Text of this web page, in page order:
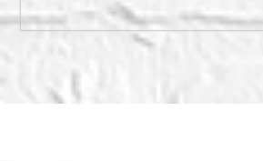
住，17樓部
牆受損，15
分嚴重漏水。
二個機車位
位（位於b2